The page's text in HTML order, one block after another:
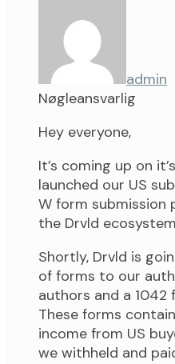
admin
Nøgleansvarlig
Hey everyone,
It’s coming up on
launched our US
W form submission
the Drvld
Shortly, Drvld is
of forms to our
authors and a
These forms
income from US
we withheld and